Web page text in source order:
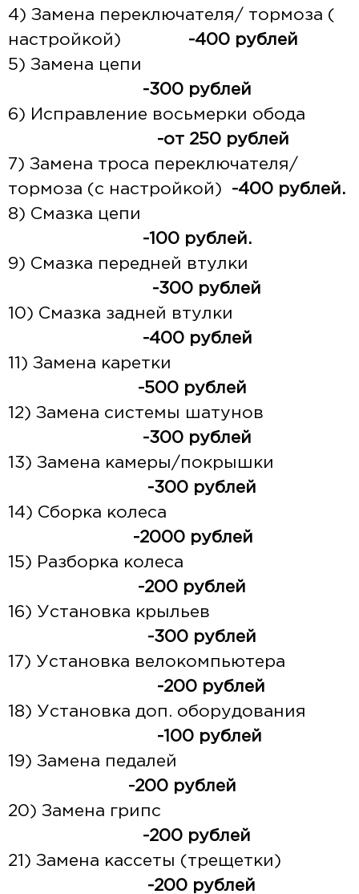
4) Замена переключателя/ тормоза (
настройкой) -400 рублей
5) Замена цепи
-300 рублей
6) Исправление восьмерки обода
-от 250 рублей
7) Замена троса переключателя/
тормоза (с настройкой) -400 рублей.
8) Смазка цепи
-100 рублей.
9) Смазка передней втулки
-300 рублей
10) Смазка задней втулки
-400 рублей
11) Замена каретки
-500 рублей
12) Замена системы шатунов
-300 рублей
13) Замена камеры/покрышки
-300 рублей
14) Сборка колеса
-2000 рублей
15) Разборка колеса
-200 рублей
16) Установка крыльев
-300 рублей
17) Установка велокомпьютера
-200 рублей
18) Установка доп. оборудования
-100 рублей
19) Замена педалей
-200 рублей
20) Замена грипс
-200 рублей
21) Замена кассеты (трещетки)
-200 рублей